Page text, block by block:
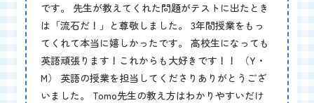
です。 先生が教えてくれた問題がテストに出たとき
は「流石だ！」と尊敬しました。 3年間授業をもっ
てくれて本当に嬉しかったです。 高校生になっても
英語頑張ります！これからも大好きです！！ （Y・
M） 英語の授業を担当してくださりありがとうござ
いました。 Tomo先生の教え方はわかりやすいだけ